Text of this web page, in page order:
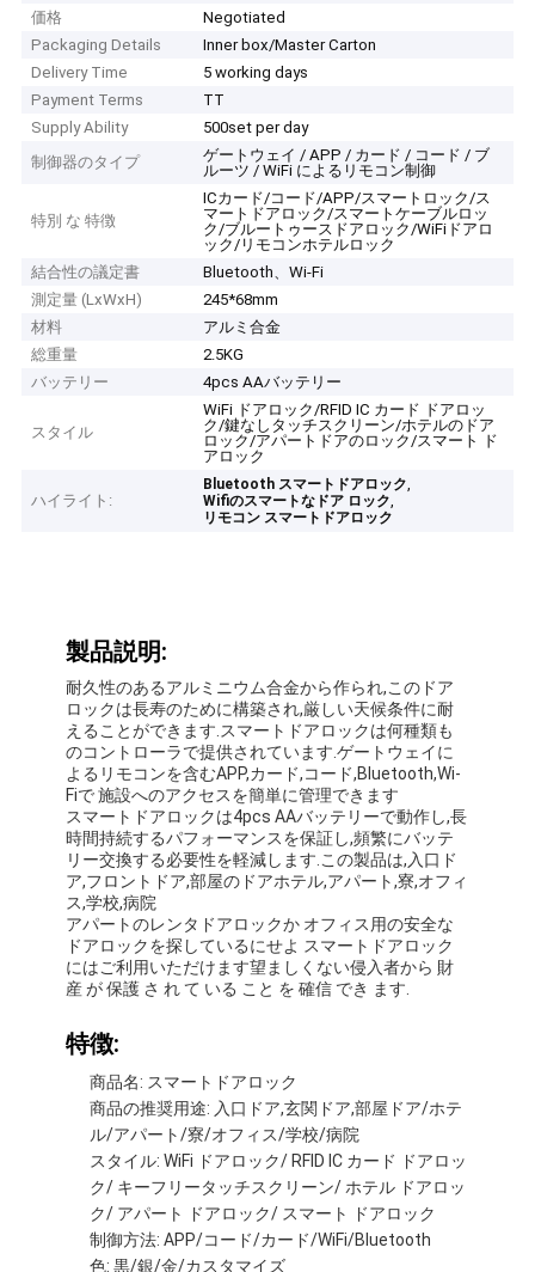
価格
Negotiated
Packaging Details
Inner box/Master Carton
Delivery Time
5 working days
Payment Terms
TT
Supply Ability
500set per day
制御器のタイプ
ゲートウェイ / APP / カード / コード / ブ
ルーツ / WiFi によるリモコン制御
特別 な 特徴
ICカード/コード/APP/スマートロック/ス
マートドアロック/スマートケーブルロッ
ク/ブルートゥースドアロック/WiFiドアロ
ック/リモコンホテルロック
結合性の議定書
Bluetooth、Wi-Fi
測定量 (LxWxH)
245*68mm
材料
アルミ合金
総重量
2.5KG
バッテリー
4pcs AAバッテリー
スタイル
WiFi ドアロック/RFID IC カード ドアロッ
ク/鍵なしタッチスクリーン/ホテルのドア
ロック/アパートドアのロック/スマート ド
アロック
ハイライト:
Bluetooth スマートドアロック,
Wifiのスマートなドア ロック,
リモコン スマートドアロック
製品説明:
耐久性のあるアルミニウム合金から作られ,このドア
ロックは長寿のために構築され,厳しい天候条件に耐
えることができます.スマートドアロックは何種類も
のコントローラで提供されています.ゲートウェイに
よるリモコンを含むAPP,カード,コード,Bluetooth,Wi-
Fiで 施設へのアクセスを簡単に管理できます
スマートドアロックは4pcs AAバッテリーで動作し,長
時間持続するパフォーマンスを保証し,頻繁にバッテ
リー交換する必要性を軽減します.この製品は,入口ド
ア,フロントドア,部屋のドアホテル,アパート,寮,オフィ
ス,学校,病院
アパートのレンタドアロックか オフィス用の安全な
ドアロックを探しているにせよ スマートドアロック
にはご利用いただけます望ましくない侵入者から 財
産 が 保護 さ れ て いる こと を 確信 でき ます.
特徴:
商品名: スマートドアロック
商品の推奨用途: 入口ドア,玄関ドア,部屋ドア/ホテ
ル/アパート/寮/オフィス/学校/病院
スタイル: WiFi ドアロック/ RFID IC カード ドアロッ
ク/ キーフリータッチスクリーン/ ホテル ドアロッ
ク/ アパート ドアロック/ スマート ドアロック
制御方法: APP/コード/カード/WiFi/Bluetooth
色: 黒/銀/金/カスタマイズ